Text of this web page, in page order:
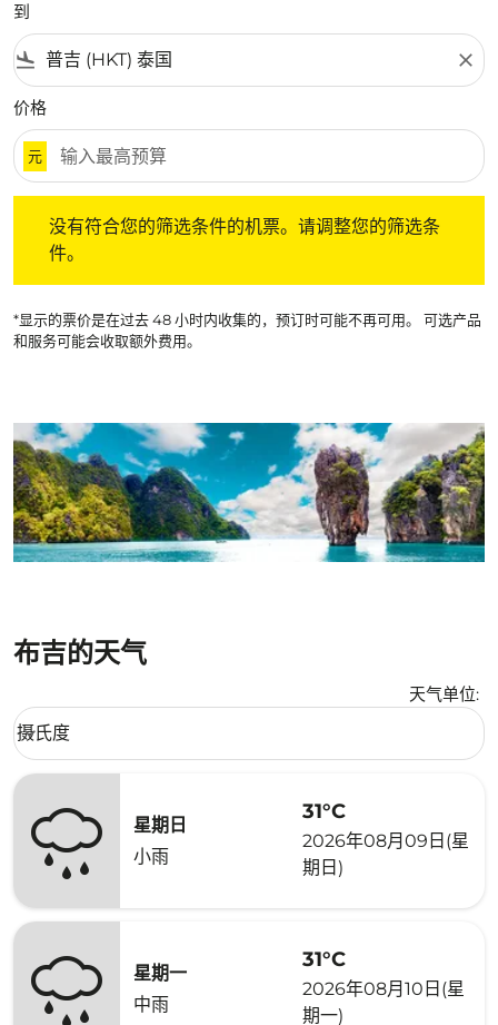
到
flight_land close
价格
元
没有符合您的筛选条件的机票。请调整您的筛选条
件。
*显示的票价是在过去 48 小时内收集的，预订时可能不再可用。 可选产品
和服务可能会收取额外费用。
布吉的天气
天气单位:
Weather unit option 摄氏度 Selected
摄氏度
keyboard_arrow_down
星期日
小雨
31°C
2026年08月09日(星
期日)
星期一
中雨
31°C
2026年08月10日(星
期一)